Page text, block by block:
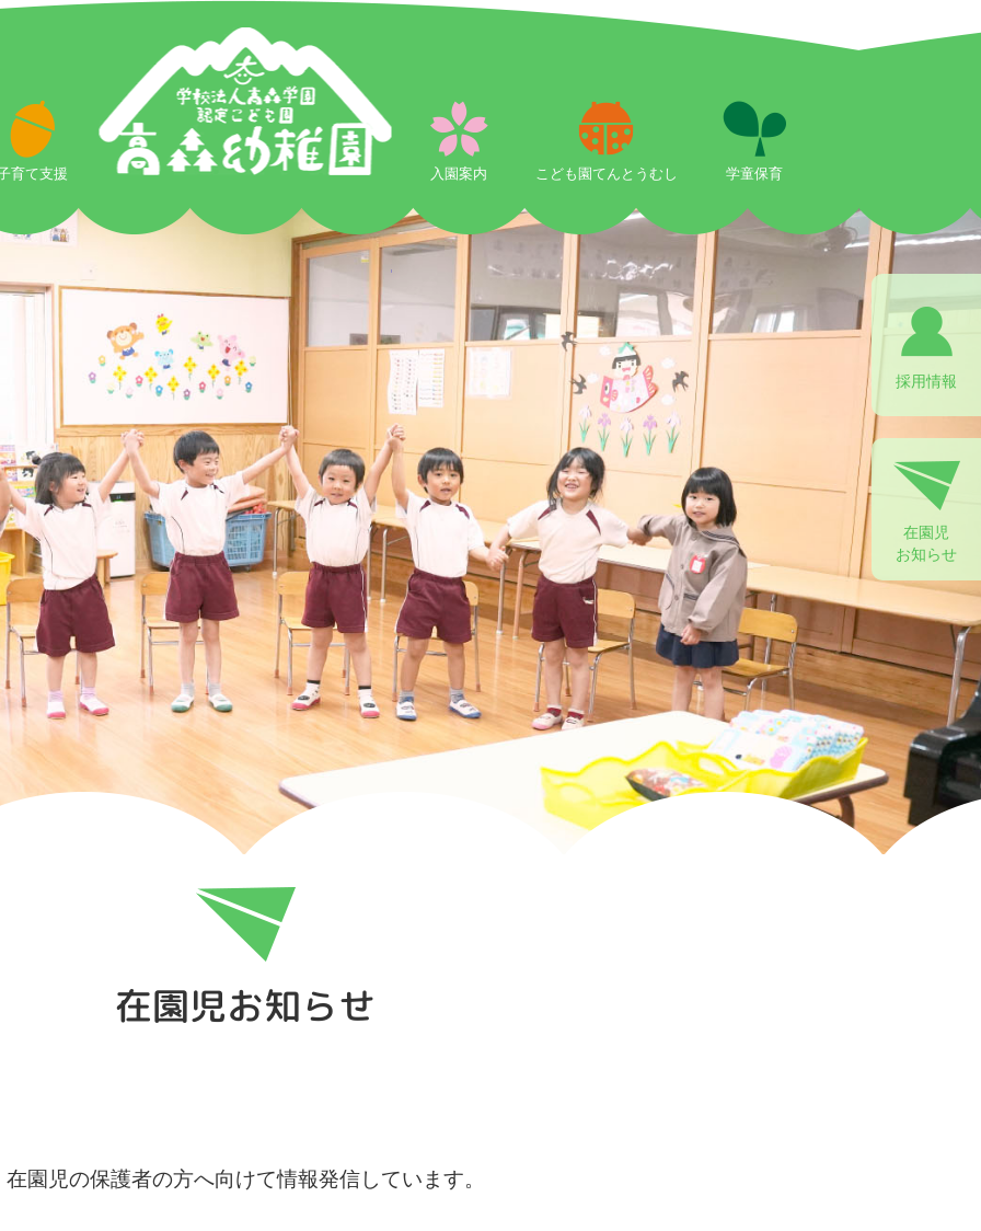
ン
学
校
人
高
森
学
園
認
定
こ
ど
も
園
高
森
育て支援 入園案内 こども園てんとうむし 学童保育
採用情報
在園児
お知らせ
在園児お知らせ
在園児の保護者の方へ向けて情報発信しています。